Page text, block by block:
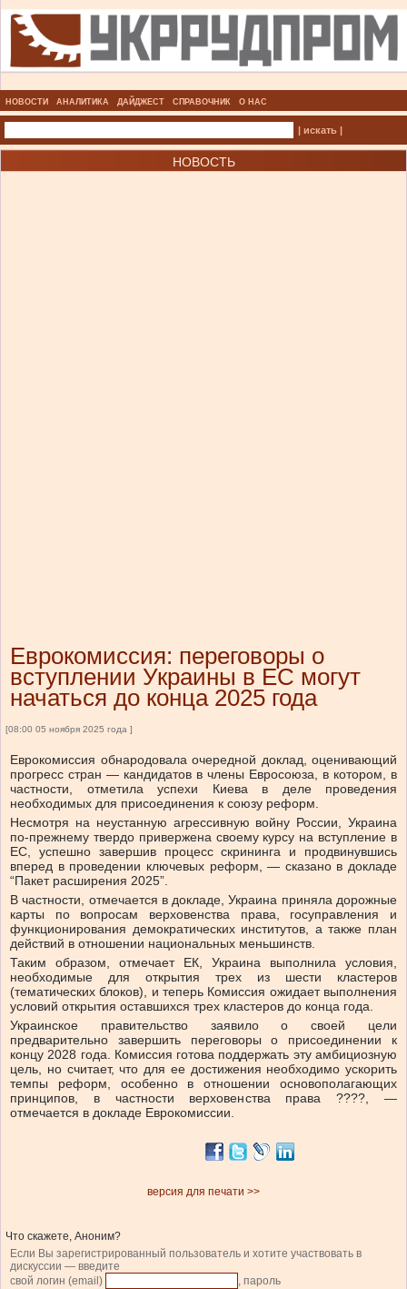
НОВОСТИ АНАЛИТИКА ДАЙДЖЕСТ СПРАВОЧНИК О НАС
| искать |
НОВОСТЬ
Еврокомиссия: переговоры о
вступлении Украины в ЕС могут
начаться до конца 2025 года
[08:00 05 ноября 2025 года ]
Еврокомиссия обнародовала очередной доклад, оценивающий
прогресс стран — кандидатов в члены Евросоюза, в котором, в
частности, отметила успехи Киева в деле проведения
необходимых для присоединения к союзу реформ.
Несмотря на неустанную агрессивную войну России, Украина
по-прежнему твердо привержена своему курсу на вступление в
ЕС, успешно завершив процесс скрининга и продвинувшись
вперед в проведении ключевых реформ, — сказано в докладе
“Пакет расширения 2025”.
В частности, отмечается в докладе, Украина приняла дорожные
карты по вопросам верховенства права, госуправления и
функционирования демократических институтов, а также план
действий в отношении национальных меньшинств.
Таким образом, отмечает ЕК, Украина выполнила условия,
необходимые для открытия трех из шести кластеров
(тематических блоков), и теперь Комиссия ожидает выполнения
условий открытия оставшихся трех кластеров до конца года.
Украинское правительство заявило о своей цели
предварительно завершить переговоры о присоединении к
концу 2028 года. Комиссия готова поддержать эту амбициозную
цель, но считает, что для ее достижения необходимо ускорить
темпы реформ, особенно в отношении основополагающих
принципов, в частности верховенства права ????, —
отмечается в докладе Еврокомиссии.
версия для печати >>
Что скажете, Аноним?
Если Вы зарегистрированный пользователь и хотите участвовать в
дискуссии — введите
свой логин (email)
, пароль